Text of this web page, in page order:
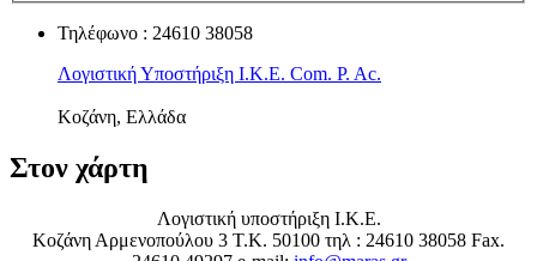
Τηλέφωνο : 24610 38058
Λογιστική Υποστήριξη Ι.Κ.Ε. Com. P. Ac.
Κοζάνη, Ελλάδα
Στον χάρτη
Λογιστική υποστήριξη Ι.Κ.Ε.
Κοζάνη Αρμενοπούλου 3 Τ.Κ. 50100 τηλ : 24610 38058 Fax.